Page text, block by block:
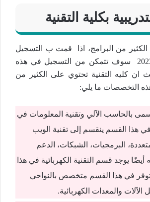
بكلية التقنية
الكثير من البرامج، اذا قمت ب التسجيل
في كلية التقنية 2023 سوف تتمكن من التسجيل في هذه
ان كليه التقنية تحتوي على الكثير من
التخصصات ما يلي:
بالحاسب الآلي وتقنية المعلومات في
هذا القسم ينقسم إلى تقنية الويب
البرمجيات، الشبكات، الدعم
أيضًا يوجد قسم التقنية الكهربائية في هذا
في هذا القسم متخصص بالنواحي
الآلات والمعدات الكهربائية.